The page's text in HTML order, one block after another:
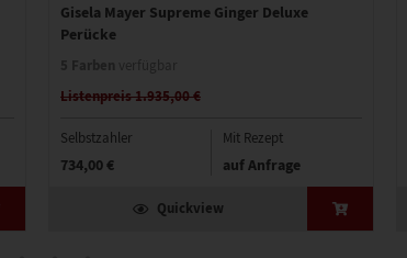
Gisela Mayer Supreme Ginger Deluxe
Perücke
Listenpreis 1.935,00 €
Selbstzahler
734,00 €
Mit Rezept
auf Anfrage
Quickview